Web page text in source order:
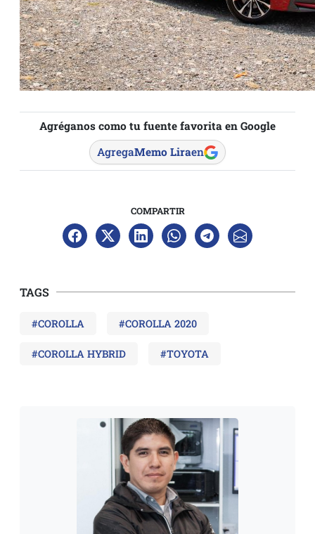
Agréganos como tu fuente favorita en Google
AgregaMemo Liraen
COMPARTIR
TAGS
#COROLLA #COROLLA 2020
#COROLLA HYBRID #TOYOTA